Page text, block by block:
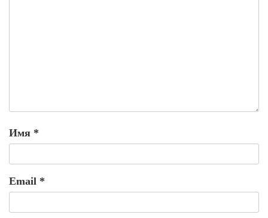
Имя *
Email *